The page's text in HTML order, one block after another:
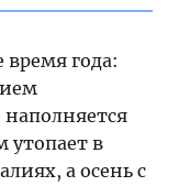
время года:
утопает в
а осень с